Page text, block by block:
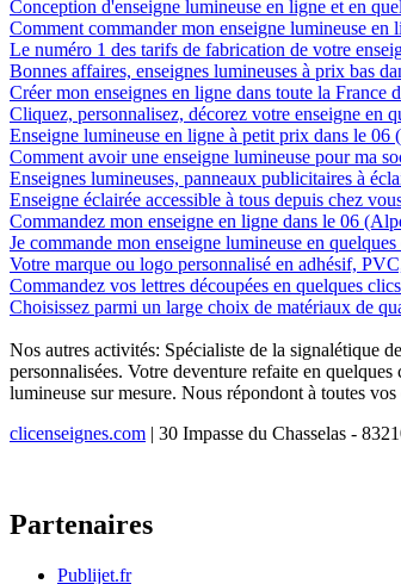
Conception d'enseigne lumineuse en ligne et en
Comment commander mon enseigne lumineuse
Le numéro 1 des tarifs de fabrication de votre
Bonnes affaires, enseignes lumineuses à prix bas
Créer mon enseignes en ligne dans toute la France
Cliquez, personnalisez, décorez votre enseigne en
Enseigne lumineuse en ligne à petit prix dans le 06
Comment avoir une enseigne lumineuse pour ma
Enseignes lumineuses, panneaux publicitaires à
Enseigne éclairée accessible à tous depuis chez
Commandez mon enseigne en ligne dans le 06
Je commande mon enseigne lumineuse en
Votre marque ou logo personnalisé en adhésif,
Commandez vos lettres découpées en quelques
Choisissez parmi un large choix de matériaux de
Nos autres activités: Spécialiste de la signalétique
personnalisées. Votre deventure refaite en
lumineuse sur mesure. Nous répondont à toutes vos
clicenseignes.com | 30 Impasse du Chasselas -
Partenaires
Publijet.fr